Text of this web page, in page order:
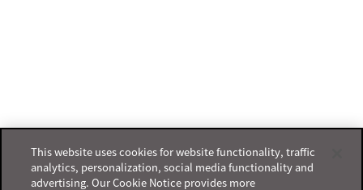
This website uses cookies for website functionality, traffic
analytics, personalization, social media functionality and
advertising. Our Cookie Notice provides more